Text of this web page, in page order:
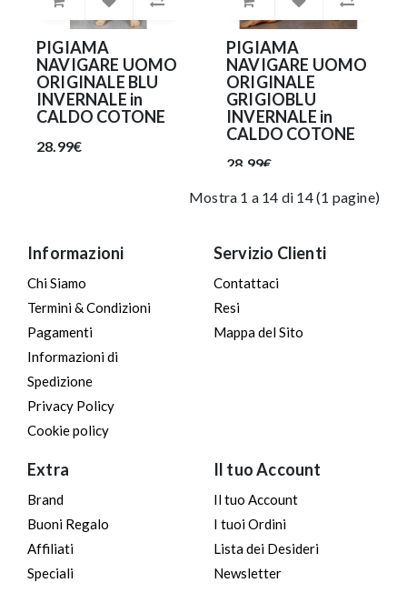
PIGIAMA
NAVIGARE UOMO
ORIGINALE BLU
INVERNALE in
CALDO COTONE
28.99€
PIGIAMA
NAVIGARE UOMO
ORIGINALE
GRIGIOBLU
INVERNALE in
CALDO COTONE
28.99€
Mostra 1 a 14 di 14 (1 pagine)
Informazioni
Chi Siamo
Termini & Condizioni
Pagamenti
Informazioni di
Spedizione
Privacy Policy
Cookie policy
Servizio Clienti
Contattaci
Resi
Mappa del Sito
Extra
Brand
Buoni Regalo
Affiliati
Speciali
Il tuo Account
Il tuo Account
I tuoi Ordini
Lista dei Desideri
Newsletter